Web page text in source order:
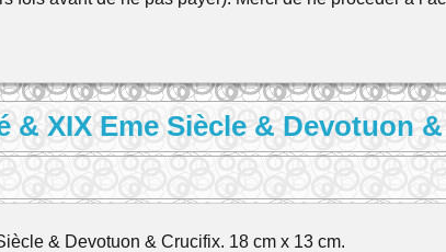
& XIX Eme Siècle & Devotuon
& Devotuon & Crucifix. 18 cm x 13 cm.